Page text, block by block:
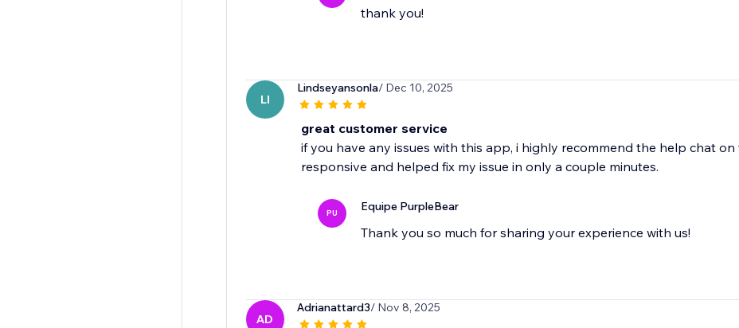
thank you!
LI
Lindseyansonla/ Dec 10, 2025
great customer service
if you have any issues with this app, i highly recommend the help chat
responsive and helped fix my issue in only a couple minutes.
PU Equipe PurpleBear
Thank you so much for sharing your experience with us!
AD
Adrianattard3/ Nov 8, 2025